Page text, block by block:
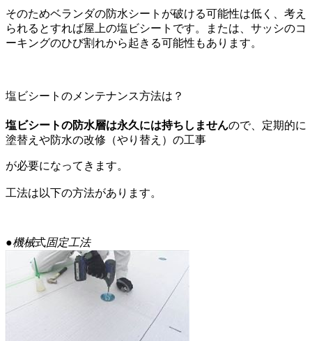
そのためベランダの防水シートが破ける可能性は低く、考え
られるとすれば屋上の塩ビシートです。または、サッシのコ
ーキングのひび割れから起きる可能性もあります。
塩ビシートのメンテナンス方法は？
塩ビシートの防水層は永久には持ちしませんので、定期的に
塗替えや防水の改修（やり替え）の工事
が必要になってきます。
工法は以下の方法があります。
●機械式固定工法